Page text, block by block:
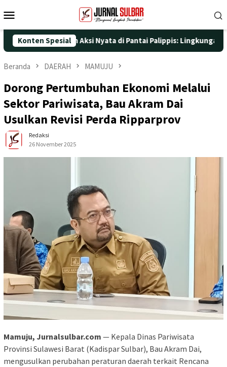
ke
Mobile
Konten Spesial
ke-25 dengan Aksi Nyata di Pantai Palippis: Lingkungan dan
Beranda DAERAH MAMUJU
Dorong Pertumbuhan Ekonomi Melalui
Sektor Pariwisata, Bau Akram Dai
Usulkan Revisi Perda Ripparprov
Redaksi
26 November 2025
Mamuju, Jurnalsulbar.com — Kepala Dinas Pariwisata
Provinsi Sulawesi Barat (Kadispar Sulbar), Bau Akram Dai,
mengusulkan perubahan peraturan daerah terkait Rencana